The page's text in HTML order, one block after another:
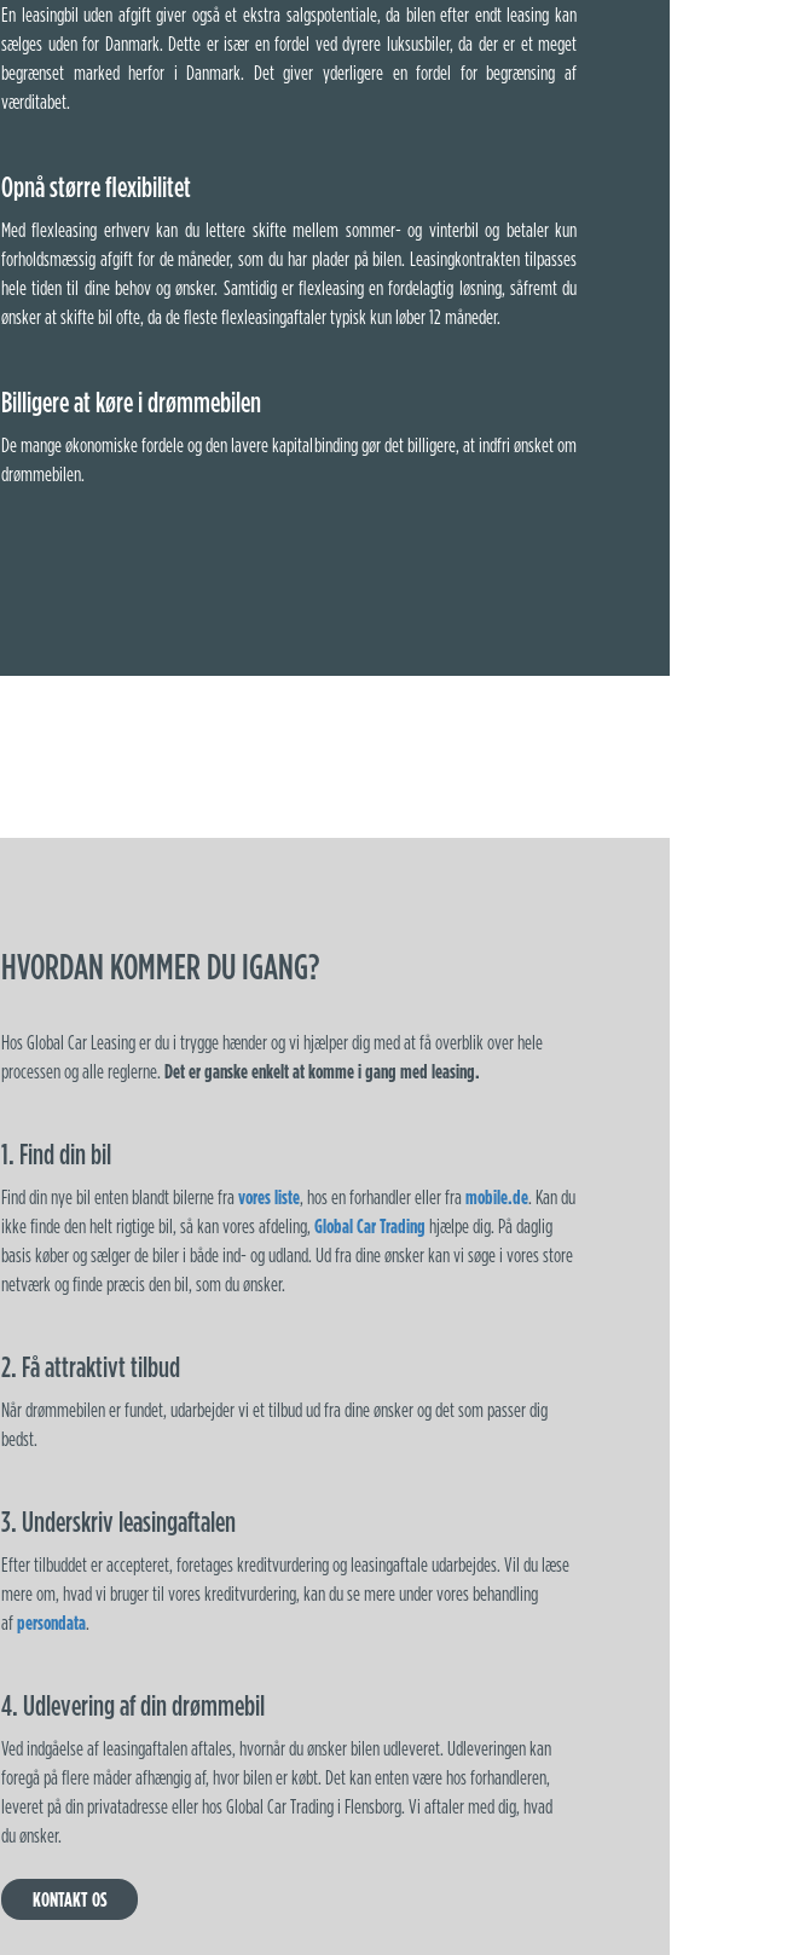
En leasingbil uden afgift giver også et ekstra salgspotentiale, da bilen efter endt leasing kan
sælges uden for Danmark. Dette er især en fordel ved dyrere luksusbiler, da der er et meget
begrænset marked herfor i Danmark. Det giver yderligere en fordel for begrænsing af
værditabet.
Opnå større flexibilitet
Med flexleasing erhverv kan du lettere skifte mellem sommer- og vinterbil og betaler kun
forholdsmæssig afgift for de måneder, som du har plader på bilen. Leasingkontrakten tilpasses
hele tiden til dine behov og ønsker. Samtidig er flexleasing en fordelagtig løsning, såfremt du
ønsker at skifte bil ofte, da de fleste flexleasingaftaler typisk kun løber 12 måneder.
Billigere at køre i drømmebilen
De mange økonomiske fordele og den lavere kapitalbinding gør det billigere, at indfri ønsket om
drømmebilen.
HVORDAN KOMMER DU IGANG?
Hos Global Car Leasing er du i trygge hænder og vi hjælper dig med at få overblik over hele
processen og alle reglerne. Det er ganske enkelt at komme i gang med leasing.
1. Find din bil
Find din nye bil enten blandt bilerne fra vores liste, hos en forhandler eller fra mobile.de. Kan du
ikke finde den helt rigtige bil, så kan vores afdeling, Global Car Trading hjælpe dig. På daglig
basis køber og sælger de biler i både ind- og udland. Ud fra dine ønsker kan vi søge i vores store
netværk og finde præcis den bil, som du ønsker.
2. Få attraktivt tilbud
Når drømmebilen er fundet, udarbejder vi et tilbud ud fra dine ønsker og det som passer dig
bedst.
3. Underskriv leasingaftalen
Efter tilbuddet er accepteret, foretages kreditvurdering og leasingaftale udarbejdes. Vil du læse
mere om, hvad vi bruger til vores kreditvurdering, kan du se mere under vores behandling
afpersondata.
4. Udlevering af din drømmebil
Ved indgåelse af leasingaftalen aftales, hvornår du ønsker bilen udleveret. Udleveringen kan
foregå på flere måder afhængig af, hvor bilen er købt. Det kan enten være hos forhandleren,
leveret på din privatadresse eller hos Global Car Trading i Flensborg. Vi aftaler med dig, hvad
du ønsker.
KONTAKT OS